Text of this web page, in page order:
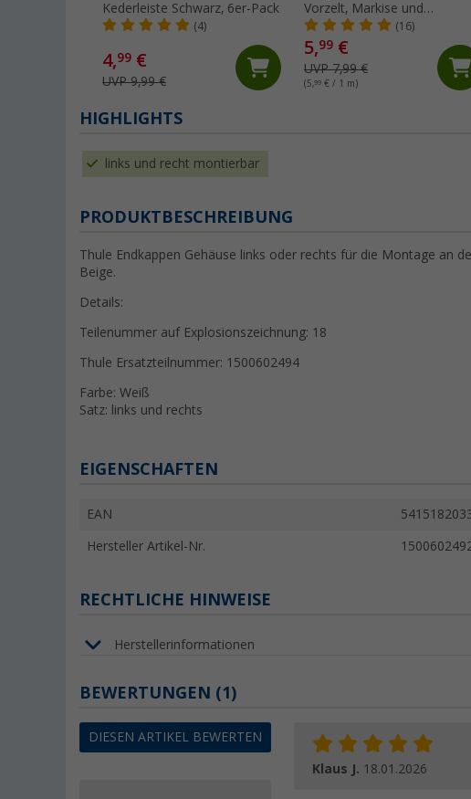
Kederleiste Schwarz, 6er-Pack
(4)
4,99 €
UVP 9,99 €
Vorzelt, Markise und
Wohnwagen, Meterware
(16)
5,99 €
UVP 7,99 €
(5,99 € / 1 m)
HIGHLIGHTS
links und recht montierbar
PRODUKTBESCHREIBUNG
Thule Endkappen Gehäuse links oder rechts für die Montage an
Beige.
Details:
Teilenummer auf Explosionszeichnung: 18
Thule Ersatzteilnummer: 1500602494
Farbe: Weiß
Satz: links und rechts
EIGENSCHAFTEN
EAN
Hersteller Artikel-Nr.
RECHTLICHE HINWEISE
Herstellerinformationen
BEWERTUNGEN (1)
DIESEN ARTIKEL BEWERTEN
Klaus J. 18.01.2026